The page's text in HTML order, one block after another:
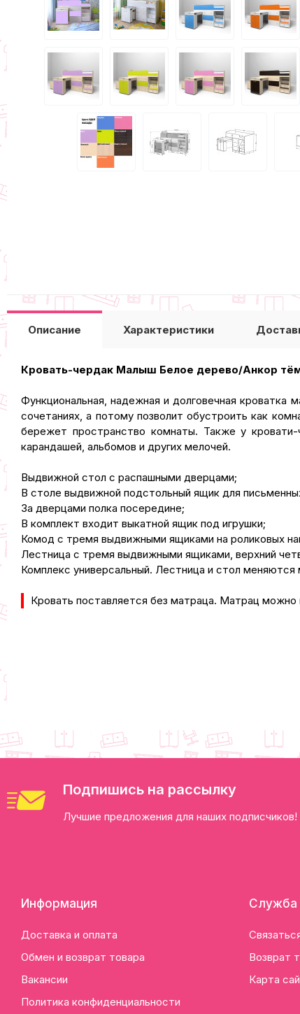
Описание Характеристики
Кровать-чердак Малыш Белое дерево/Анкор
Функциональная, надежная и долговечная
сочетаниях, а потому позволит обустроить как
бережет пространство комнаты. Также у
карандашей, альбомов и других мелочей.
Выдвижной стол с распашными дверцами;
В столе выдвижной подстольный ящик для
За дверцами полка посередине;
В комплект входит выкатной ящик под игрушки;
Комод с тремя выдвижными ящиками на роликовых
Лестница с тремя выдвижными ящиками, верхний
Комплекс универсальный. Лестница и стол
Кровать поставляется без матраца. Матрац можно
Подпишись на рассылку
Лучшие предложения для наших подписчиков!
Информация
Доставка и оплата
Обмен и возврат товара
Вакансии
Политика конфиденциальности
Служба
Возврат
Карта